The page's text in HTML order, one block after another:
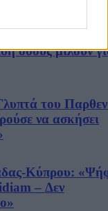
για τα
όσους μιλούν
του
να ασκήσει
Κύπρου:
– Δεν